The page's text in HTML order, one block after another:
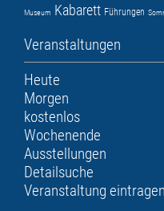
Museum Kabarett Führungen
Veranstaltungen
Heute
Morgen
kostenlos
Wochenende
Ausstellungen
Detailsuche
Veranstaltung eintragen